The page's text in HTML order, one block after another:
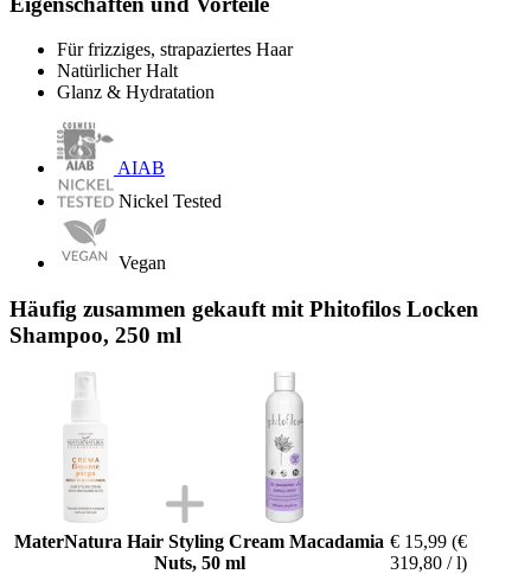
Für frizziges, strapaziertes Haar
Natürlicher Halt
Glanz & Hydratation
AIAB
Nickel Tested
Vegan
Häufig zusammen gekauft mit Phitofilos Locken
Shampoo, 250 ml
MaterNatura Hair Styling Cream Macadamia
Nuts, 50 ml
€ 15,99 (€
319,80 / l)